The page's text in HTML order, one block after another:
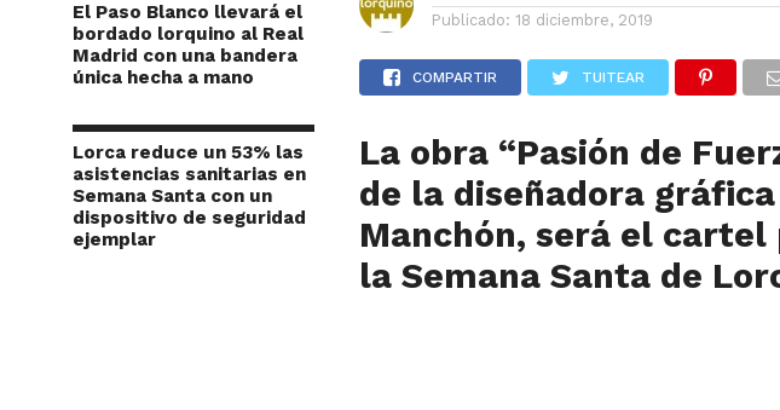
El Paso Blanco llevará el
bordado lorquino al Real
Madrid con una bandera
única hecha a mano
Lorca reduce un 53% las
asistencias sanitarias en
Semana Santa con un
dispositivo de seguridad
ejemplar
Publicado: 18 diciembre, 2019
COMPARTIR TUITEAR
La obra “Pasión de
de la diseñadora
Manchón, será el
la Semana Santa de